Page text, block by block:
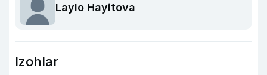
Laylo Hayitova
Izohlar